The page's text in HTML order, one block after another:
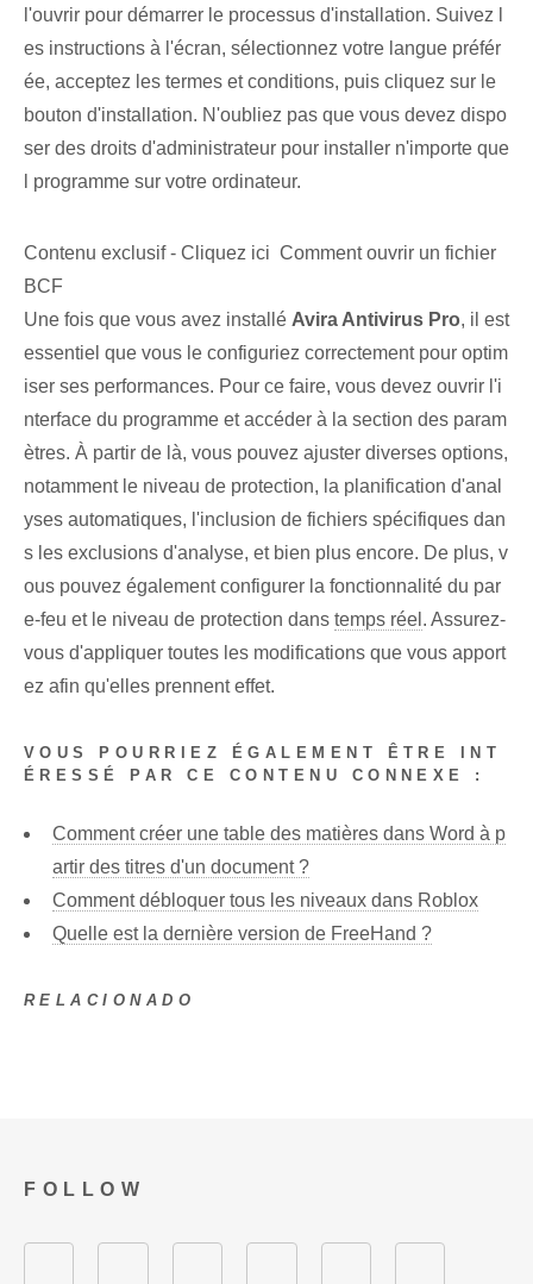
l'ouvrir pour démarrer le processus d'installation. Suivez l
es instructions à l'écran, sélectionnez votre langue préfér
ée, acceptez les termes et conditions, puis cliquez sur le
bouton d'installation. N'oubliez pas que vous devez dispo
ser des droits d'administrateur pour installer n'importe que
l programme sur votre ordinateur.
Contenu exclusif - Cliquez ici Comment ouvrir un fichier
BCF
Une fois que vous avez installé Avira Antivirus Pro, il est
essentiel que vous le configuriez correctement pour optim
iser ses performances. Pour ce faire, vous devez ouvrir l'i
nterface du programme et accéder à la section des param
ètres. À partir de là, vous pouvez ajuster diverses options,
notamment le niveau de protection, la planification d'anal
yses automatiques, l'inclusion de fichiers spécifiques dan
s les exclusions d'analyse, et bien plus encore. De plus, v
ous pouvez également configurer la fonctionnalité du par
e-feu et le niveau de protection dans temps réel . Assurez-
vous d'appliquer toutes les modifications que vous apport
ez afin qu'elles prennent effet.
VOUS POURRIEZ ÉGALEMENT ÊTRE INT
ÉRESSÉ PAR CE CONTENU CONNEXE :
Comment créer une table des matières dans Word à p
artir des titres d'un document ?
Comment débloquer tous les niveaux dans Roblox
Quelle est la dernière version de FreeHand ?
RELACIONADO
FOLLOW